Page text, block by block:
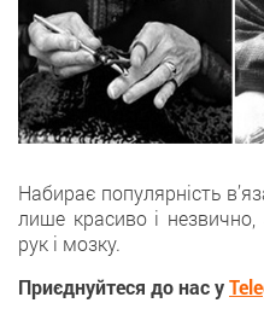
Набирає популярність
лише красиво і
рук і мозку.
Приєднуйтеся до нас у